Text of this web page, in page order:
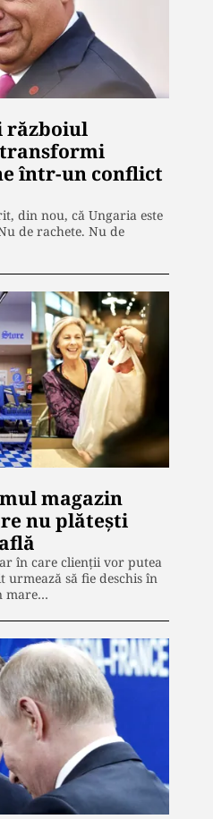
războiul
într-un conflict
din nou, că Ungaria este
de rachete. Nu de
magazin
nu plătești
în care clienții vor putea
să fie deschis în
mare…